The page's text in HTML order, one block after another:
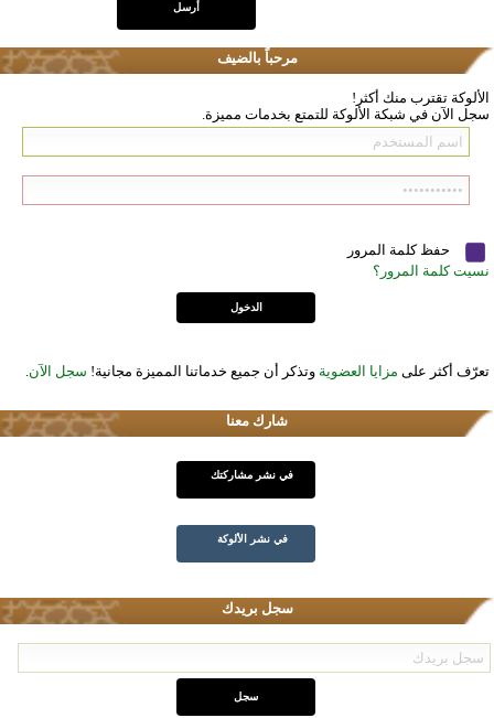
مرحباً بالضيف
الألوكة تقترب منك أكثر!
سجل الآن في شبكة الألوكة للتمتع بخدمات مميزة.
حفظ كلمة المرور
نسيت كلمة المرور؟
تعرّف أكثر على مزايا العضوية وتذكر أن جميع خدماتنا المميزة مجانية! سجل الآن
شارك معنا
في نشر مشاركتك
في نشر الألوكة
سجل بريدك